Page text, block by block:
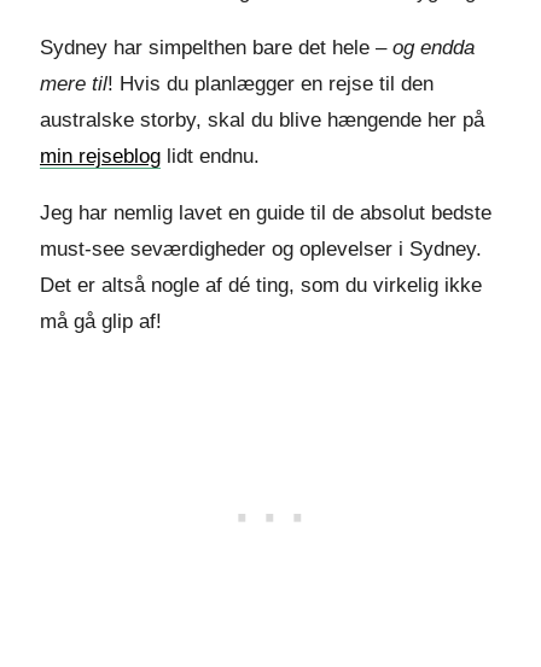
Sydney har simpelthen bare det hele – og endda
mere til! Hvis du planlægger en rejse til den
australske storby, skal du blive hængende her på
min rejseblog lidt endnu.
Jeg har nemlig lavet en guide til de absolut bedste
must-see seværdigheder og oplevelser i Sydney.
Det er altså nogle af dé ting, som du virkelig ikke
må gå glip af!